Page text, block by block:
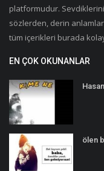
platformudur.
sözlerden, derin anlamlar
tüm içerikleri burada
EN ÇOK OKUNANLAR
ölen